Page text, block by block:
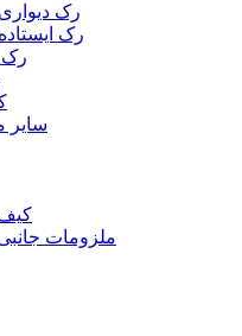
رک
رک
رک
سایر
کیف
ملزومات